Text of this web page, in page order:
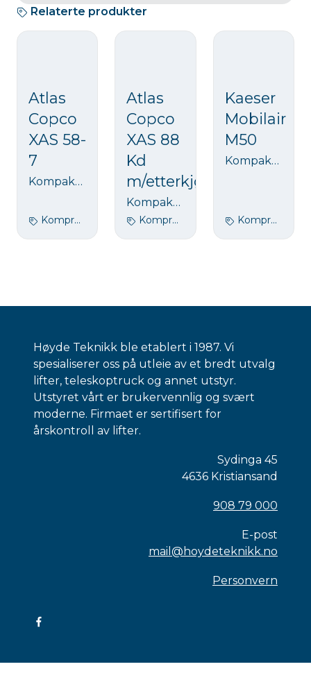
Relaterte produkter
Atlas
Copco
XAS 58-
7
Kompakt kompressor for de enkle oppgavene. 7 bar - 3m3
Kompressor
Atlas
Copco
XAS 88
Kd
m/etterkjøler
Kompakt kompressor for de enkle oppgavene. 7 bar - 5m3
Kompressor
Kaeser
Mobilair
M50
Kompakt kompressor for de enkle oppgavene. 7 bar - 5m3
Kompressor
Høyde Teknikk ble etablert i 1987. Vi
spesialiserer oss på utleie av et bredt utvalg
lifter, teleskoptruck og annet utstyr.
Utstyret vårt er brukervennlig og svært
moderne. Firmaet er sertifisert for
årskontroll av lifter.
Sydinga 45
4636 Kristiansand
908 79 000
E-post
mail@hoydeteknikk.no
Personvern